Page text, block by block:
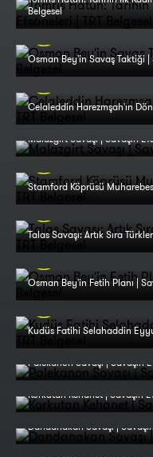
Belgesel
Osman Bey'in Savaş Taktiği |
Celaleddin Harezmşah'ın
Malazgirt Savaşı | Savaşın
Stamford Köprüsü
Talas Savaşı: Artık Sıra
Osman Bey'in Fetih Planı |
Kudüs Fatihi Selahaddin
Palekanon Savaşı | Savaşın
Korkutan Kehanet | Savaşın
Dandanakan Savaşı |